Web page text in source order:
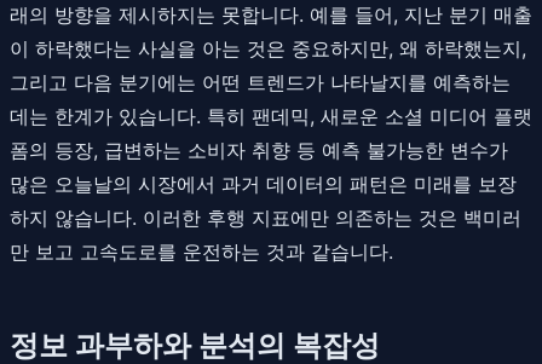
래의 방향을 제시하지는 못합니다. 예를 들어, 지난 분기 매출
이 하락했다는 사실을 아는 것은 중요하지만, 왜 하락했는지,
그리고 다음 분기에는 어떤 트렌드가 나타날지를 예측하는
데는 한계가 있습니다. 특히 팬데믹, 새로운 소셜 미디어 플랫
폼의 등장, 급변하는 소비자 취향 등 예측 불가능한 변수가
많은 오늘날의 시장에서 과거 데이터의 패턴은 미래를 보장
하지 않습니다. 이러한 후행 지표에만 의존하는 것은 백미러
만 보고 고속도로를 운전하는 것과 같습니다.
정보 과부하와 분석의 복잡성